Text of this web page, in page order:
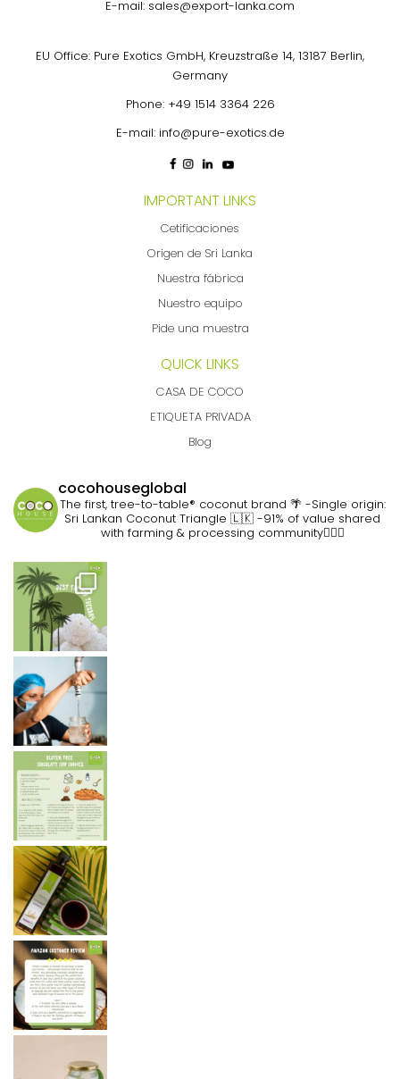
E-mail: sales@export-lanka.com
EU Office: Pure Exotics GmbH, Kreuzstraße 14, 13187 Berlin,
Germany
Phone: +49 1514 3364 226
E-mail: info@pure-exotics.de
IMPORTANT LINKS
Cetificaciones
Origen de Sri Lanka
Nuestra fábrica
Nuestro equipo
Pide una muestra
QUICK LINKS
CASA DE COCO
ETIQUETA PRIVADA
Blog
cocohouseglobal
The first, tree-to-table® coconut brand 🌴 -Single origin:
Sri Lankan Coconut Triangle 🇱🇰 -91% of value shared
with farming & processing community👷🏽‍♀️